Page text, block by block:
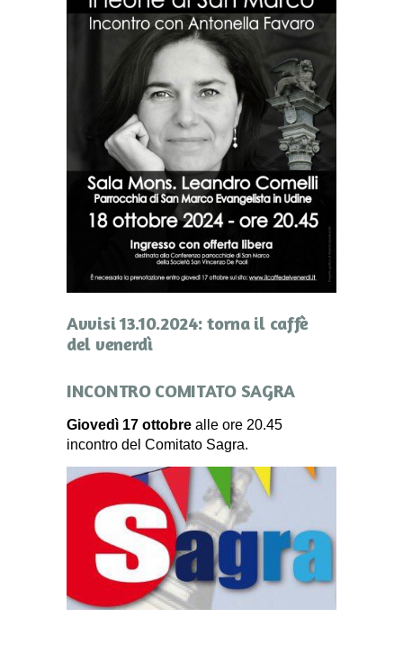
Avvisi 13.10.2024: torna il caffè
del venerdì
INCONTRO COMITATO SAGRA
Giovedì 17 ottobre alle ore 20.45
incontro del Comitato Sagra.